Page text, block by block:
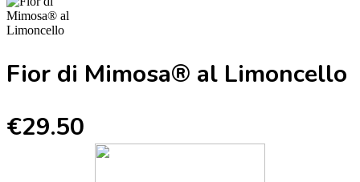
Fior di Mimosa® al Limoncello
€29.50